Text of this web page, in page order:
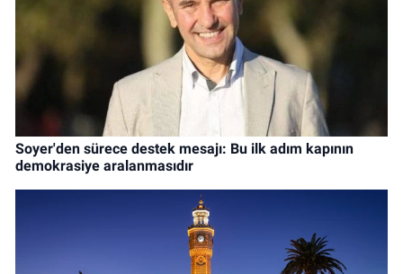
Soyer'den sürece destek mesajı: Bu ilk adım kapının
demokrasiye aralanmasıdır